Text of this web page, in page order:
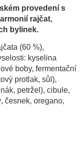
provedení s
rajčat,
bylinek.
(60 %),
kyselina
boby, fermentační
protlak, sůl),
petržel), cibule,
česnek, oregano,